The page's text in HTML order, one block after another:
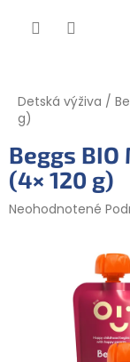
Detská výživa /
g)
Beggs
(4× 120 g)
Priemerné
hviezdičiek.
Neohodnotené